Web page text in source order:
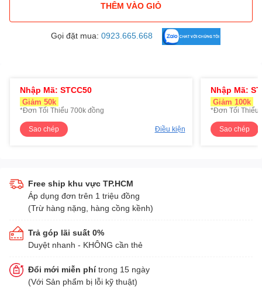
THÊM VÀO GIỎ
Gọi đặt mua: 0923.665.668
Nhập Mã: STCC50
Giảm 50k
*Đơn Tối Thiểu 700k đồng
Sao chép Điều kiện
Nhập Mã:
Giảm 100k
*Đơn Tối Thiểu
Sao chép
Free ship khu vực TP.HCM
Áp dụng đơn trên 1 triệu đồng
(Trừ hàng nặng, hàng cồng kềnh)
Trả góp lãi suất 0%
Duyệt nhanh - KHÔNG cần thẻ
Đổi mới miễn phítrong 15 ngày
(Với Sản phẩm bị lỗi kỹ thuật)